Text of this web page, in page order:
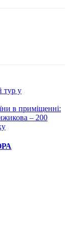
тур у
в приміщенні:
– 200